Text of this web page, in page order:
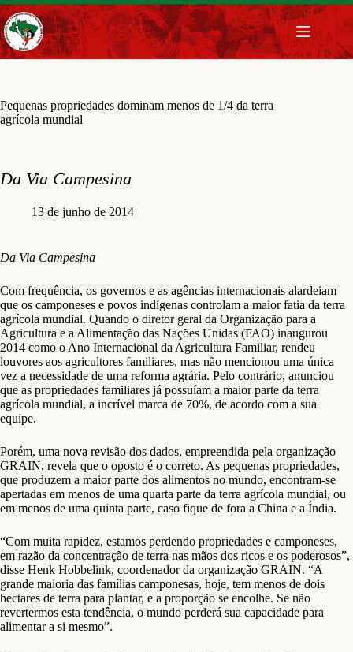
Pular
para
o
conteúdo
Pequenas propriedades dominam menos de 1/4 da terra
agrícola mundial
Da Via Campesina
13 de junho de 2014
Da Via Campesina
Com frequência, os governos e as agências internacionais alardeiam
que os camponeses e povos indígenas controlam a maior fatia da terra
agrícola mundial. Quando o diretor geral da Organização para a
Agricultura e a Alimentação das Nações Unidas (FAO) inaugurou
2014 como o Ano Internacional da Agricultura Familiar, rendeu
louvores aos agricultores familiares, mas não mencionou uma única
vez a necessidade de uma reforma agrária. Pelo contrário, anunciou
que as propriedades familiares já possuíam a maior parte da terra
agrícola mundial, a incrível marca de 70%, de acordo com a sua
equipe.
Porém, uma nova revisão dos dados, empreendida pela organização
GRAIN, revela que o oposto é o correto. As pequenas propriedades,
que produzem a maior parte dos alimentos no mundo, encontram-se
apertadas em menos de uma quarta parte da terra agrícola mundial, ou
em menos de uma quinta parte, caso fique de fora a China e a Índia.
“Com muita rapidez, estamos perdendo propriedades e camponeses,
em razão da concentração de terra nas mãos dos ricos e os poderosos”,
disse Henk Hobbelink, coordenador da organização GRAIN. “A
grande maioria das famílias camponesas, hoje, tem menos de dois
hectares de terra para plantar, e a proporção se encolhe. Se não
revertermos esta tendência, o mundo perderá sua capacidade para
alimentar a si mesmo”.